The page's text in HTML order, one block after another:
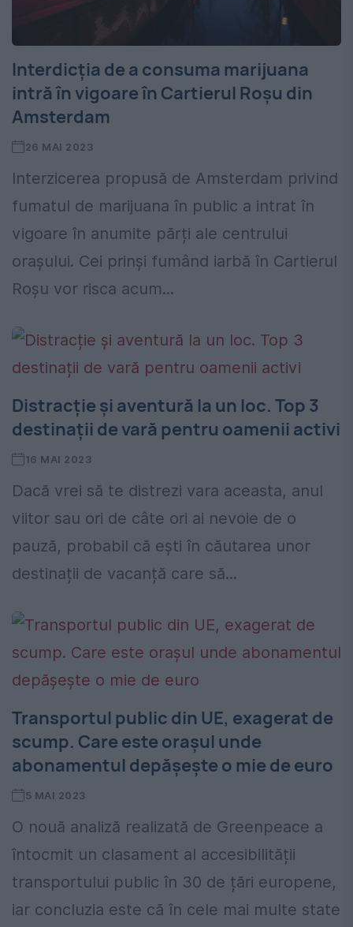
Interdicția de a consuma marijuana
intră în vigoare în Cartierul Roșu din
Amsterdam
26 MAI 2023
Interzicerea propusă de Amsterdam privind
fumatul de marijuana în public a intrat în
vigoare în anumite părți ale centrului
orașului. Cei prinși fumând iarbă în Cartierul
Roșu vor risca acum...
Distracție și aventură la un loc. Top 3
destinații de vară pentru oamenii activi
16 MAI 2023
Dacă vrei să te distrezi vara aceasta, anul
viitor sau ori de câte ori ai nevoie de o
pauză, probabil că ești în căutarea unor
destinații de vacanță care să...
Transportul public din UE, exagerat de
scump. Care este orașul unde
abonamentul depășește o mie de euro
5 MAI 2023
O nouă analiză realizată de Greenpeace a
întocmit un clasament al accesibilității
transportului public în 30 de țări europene,
iar concluzia este că în cele mai multe state